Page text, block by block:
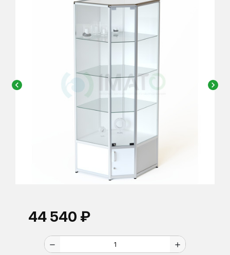
chevron_left chevron_right
44 540 ₽
remove add